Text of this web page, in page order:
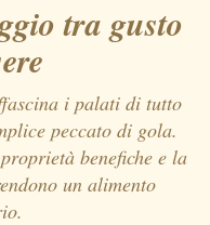
tra gusto
i palati di tutto
peccato di gola.
benefiche e la
un alimento